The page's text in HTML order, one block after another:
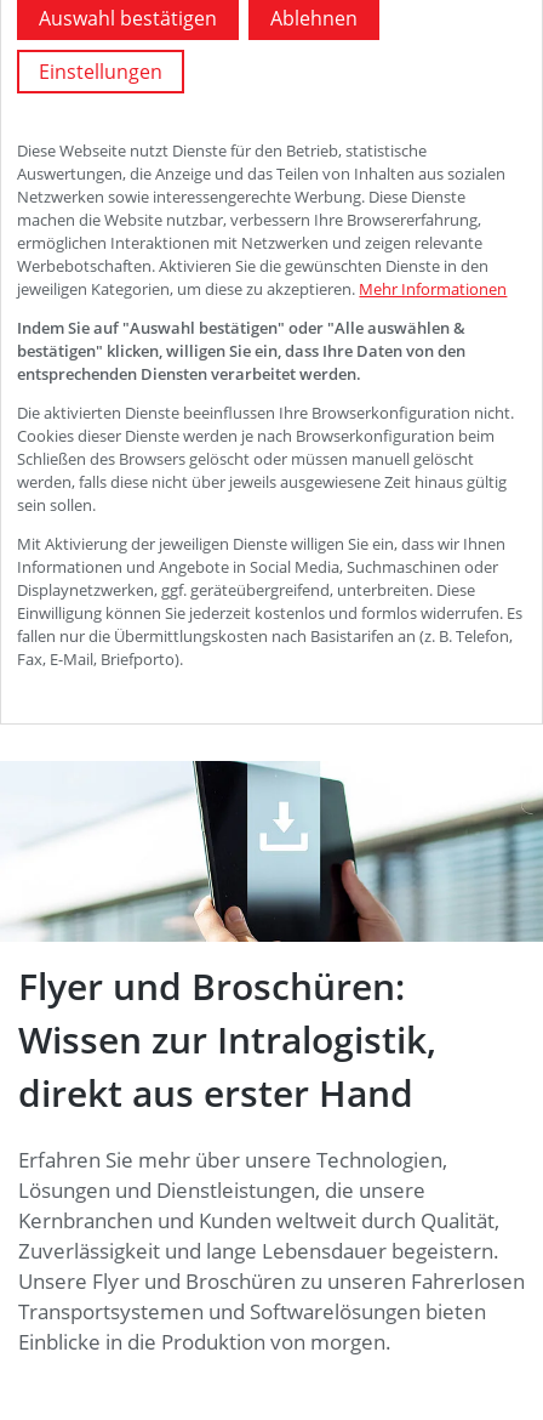
Flyer und Broschüren: Wissen
zur Intralogistik, direkt aus
erster Hand
Flyer und Broschüren:
Wissen zur Intralogistik,
direkt aus erster Hand
Erfahren Sie mehr über unsere Technologien,
Lösungen und Dienstleistungen, die unsere
Kernbranchen und Kunden weltweit durch Qualität,
Zuverlässigkeit und lange Lebensdauer begeistern.
Unsere Flyer und Broschüren zu unseren Fahrerlosen
Transportsystemen und Softwarelösungen bieten
Einblicke in die Produktion von morgen.